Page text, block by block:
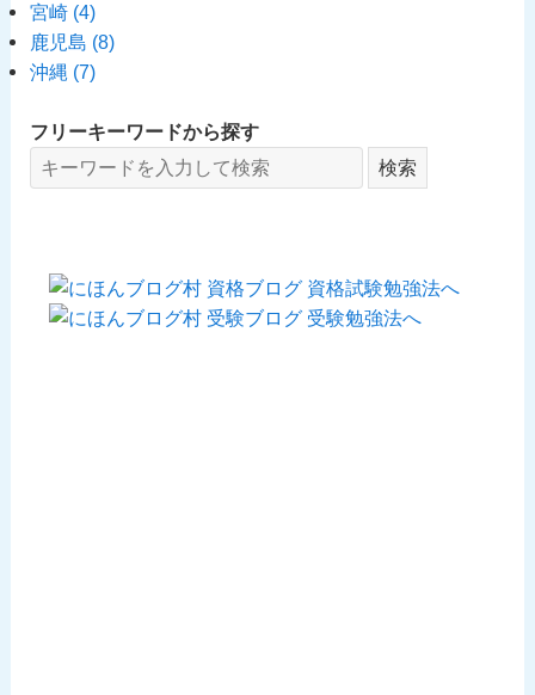
宮崎 (4)
鹿児島 (8)
沖縄 (7)
フリーキーワードから探す